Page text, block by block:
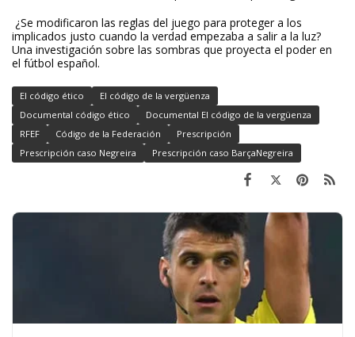
¿Se modificaron las reglas del juego para proteger a los
implicados justo cuando la verdad empezaba a salir a la luz?
Una investigación sobre las sombras que proyecta el poder en
el fútbol español.
El código ético
El código de la vergüenza
Documental código ético
Documental El código de la vergüenza
RFEF
Código de la Federación
Prescripción
Prescripción caso Negreira
Prescripción caso BarçaNegreira